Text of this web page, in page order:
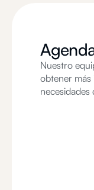
Nuestro
obtener
necesidades